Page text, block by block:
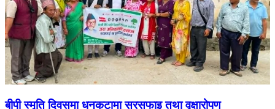
बीपी स्मृति दिवसमा धनकुटामा सरसफाइ तथा वृक्षारोपण